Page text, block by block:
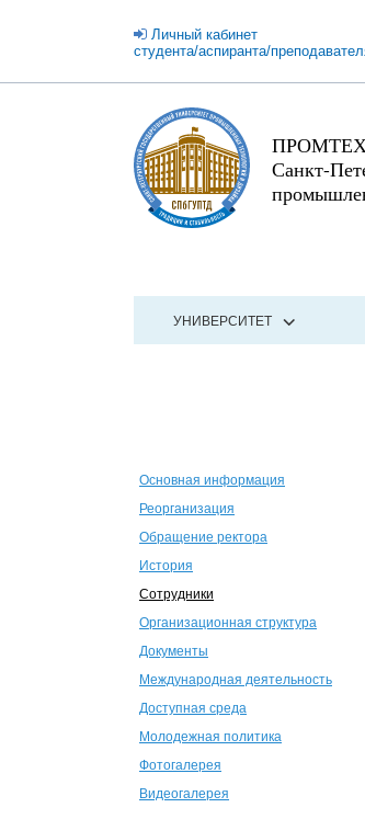
Личный кабинет
студента/аспиранта/
Санкт-
УНИВЕРСИТЕТ
Основная информация
Реорганизация
Обращение ректора
История
Сотрудники
Организационная структура
Документы
Международная деятельность
Доступная среда
Молодежная политика
Фотогалерея
Видеогалерея